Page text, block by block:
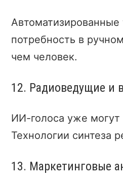
потребность в
чем человек.
12. Радиоведущие и
ИИ-голоса уже могут
Технологии синтеза
13. Маркетинговые